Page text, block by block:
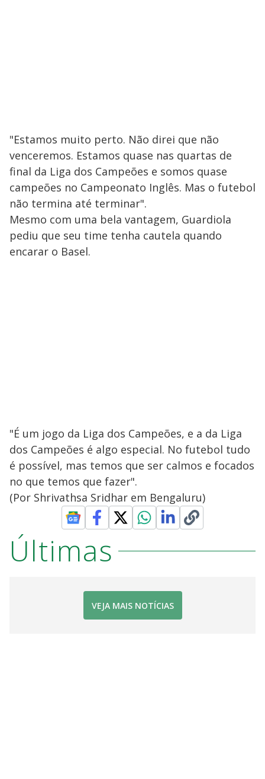
"Estamos muito perto. Não direi que não
venceremos. Estamos quase nas quartas de
final da Liga dos Campeões e somos quase
campeões no Campeonato Inglês. Mas o futebol
não termina até terminar".
Mesmo com uma bela vantagem, Guardiola
pediu que seu time tenha cautela quando
encarar o Basel.
"É um jogo da Liga dos Campeões, e a da Liga
dos Campeões é algo especial. No futebol tudo
é possível, mas temos que ser calmos e focados
no que temos que fazer".
(Por Shrivathsa Sridhar em Bengaluru)
Últimas
VEJA MAIS NOTÍCIAS